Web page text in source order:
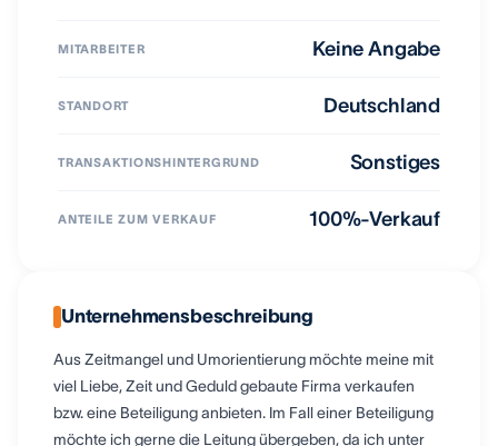
MITARBEITER Keine Angabe
STANDORT Deutschland
TRANSAKTIONSHINTERGRUND Sonstiges
ANTEILE ZUM VERKAUF 100%-Verkauf
Unternehmensbeschreibung
Aus Zeitmangel und Umorientierung möchte meine mit
viel Liebe, Zeit und Geduld gebaute Firma verkaufen
bzw. eine Beteiligung anbieten. Im Fall einer Beteiligung
möchte ich gerne die Leitung übergeben, da ich unter